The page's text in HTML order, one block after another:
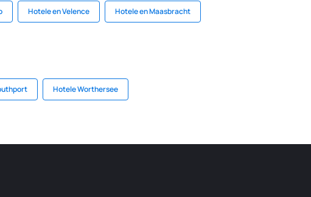
Hotele en Velence Hotele en Maasbracht
Hotele Worthersee